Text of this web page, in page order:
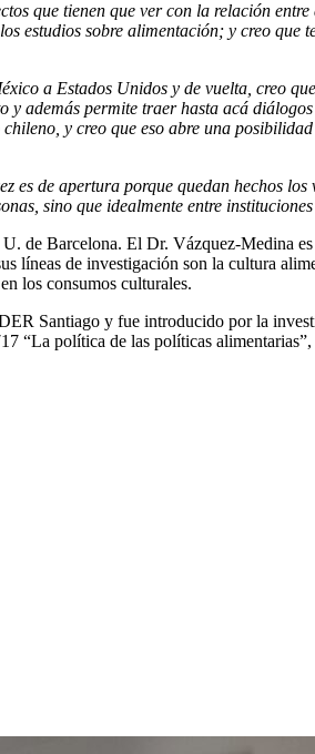
que tienen que ver con la relación
estudios sobre alimentación; y creo que
a Estados Unidos y de vuelta, creo
además permite traer hasta acá
y creo que eso abre una
es de apertura porque quedan hechos
sino que idealmente entre
de Barcelona. El Dr. Vázquez-Medina
líneas de investigación son la cultura
los consumos culturales.
Santiago y fue introducido por la
“La política de las políticas